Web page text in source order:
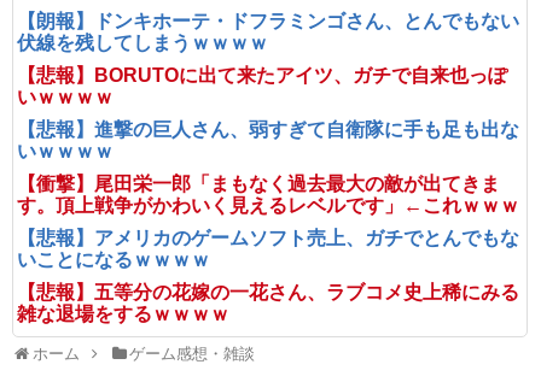
【朗報】ドンキホーテ・ドフラミンゴさん、とんでもない
伏線を残してしまうｗｗｗｗ
【悲報】BORUTOに出て来たアイツ、ガチで自来也っぽ
いｗｗｗｗ
【悲報】進撃の巨人さん、弱すぎて自衛隊に手も足も出な
いｗｗｗｗ
【衝撃】尾田栄一郎「まもなく過去最大の敵が出てきま
す。頂上戦争がかわいく見えるレベルです」←これｗｗｗ
【悲報】アメリカのゲームソフト売上、ガチでとんでもな
いことになるｗｗｗｗ
【悲報】五等分の花嫁の一花さん、ラブコメ史上稀にみる
雑な退場をするｗｗｗｗ
ホーム ゲーム感想・雑談